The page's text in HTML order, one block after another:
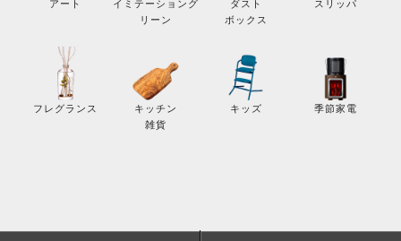
アート
イミテーショング
リーン
ダスト
ボックス
スリッパ
フレグランス
キッチン
雑貨
キッズ 季節家電